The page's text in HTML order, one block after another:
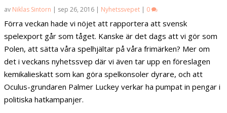
av Niklas Sintorn sep 26, 2016 Nyhetssvepet 0
Förra veckan hade vi nöjet att rapportera att svensk
spelexport går som tåget. Kanske är det dags att vi gör som
Polen, att sätta våra spelhjältar på våra frimärken? Mer om
det i veckans nyhetssvep där vi även tar upp en föreslagen
kemikalieskatt som kan göra spelkonsoler dyrare, och att
Oculus-grundaren Palmer Luckey verkar ha pumpat in pengar i
politiska hatkampanjer.